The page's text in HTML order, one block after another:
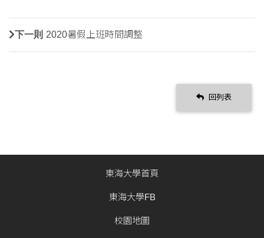
下一則 2020暑假上班時間調整
回列表
東海大學首頁
東海大學FB
校園地圖